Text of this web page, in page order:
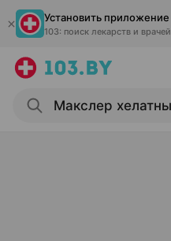
Установить приложение
103: поиск лекарств и врачей